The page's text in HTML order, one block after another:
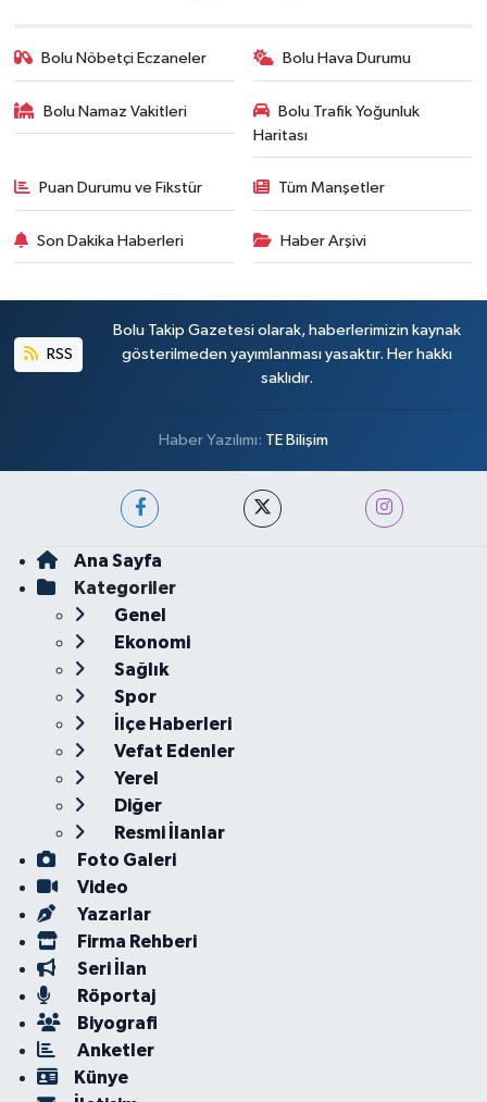
Bolu Nöbetçi Eczaneler Bolu Hava Durumu
Bolu Namaz Vakitleri
Bolu Trafik Yoğunluk
Haritası
Puan Durumu ve Fikstür Tüm Manşetler
Son Dakika Haberleri Haber Arşivi
RSS
Bolu Takip Gazetesi olarak, haberlerimizin kaynak
gösterilmeden yayımlanması yasaktır. Her hakkı
saklıdır.
Haber Yazılımı: TE Bilişim
Ana Sayfa
Kategoriler
Genel
Ekonomi
Sağlık
Spor
İlçe Haberleri
Vefat Edenler
Yerel
Diğer
Resmi İlanlar
Foto Galeri
Video
Yazarlar
Firma Rehberi
Seri İlan
Röportaj
Biyografi
Anketler
Künye